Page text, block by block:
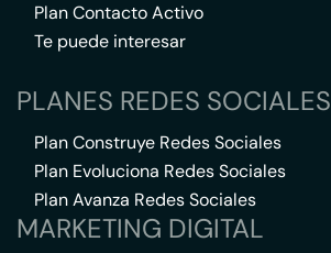
Plan Contacto Activo
Te puede interesar
PLANES REDES SOCIALES
Plan Construye Redes Sociales
Plan Evoluciona Redes Sociales
Plan Avanza Redes Sociales
MARKETING DIGITAL